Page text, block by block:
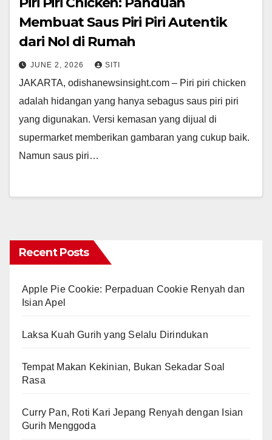
Membuat Saus Piri Piri Autentik
dari Nol di Rumah
JUNE 2, 2026 SITI
JAKARTA, odishanewsinsight.com – Piri piri chicken
adalah hidangan yang hanya sebagus saus piri piri
yang digunakan. Versi kemasan yang dijual di
supermarket memberikan gambaran yang cukup baik.
Namun saus piri…
Recent Posts
Apple Pie Cookie: Perpaduan Cookie Renyah dan
Isian Apel
Laksa Kuah Gurih yang Selalu Dirindukan
Tempat Makan Kekinian, Bukan Sekadar Soal
Rasa
Curry Pan, Roti Kari Jepang Renyah dengan Isian
Gurih Menggoda